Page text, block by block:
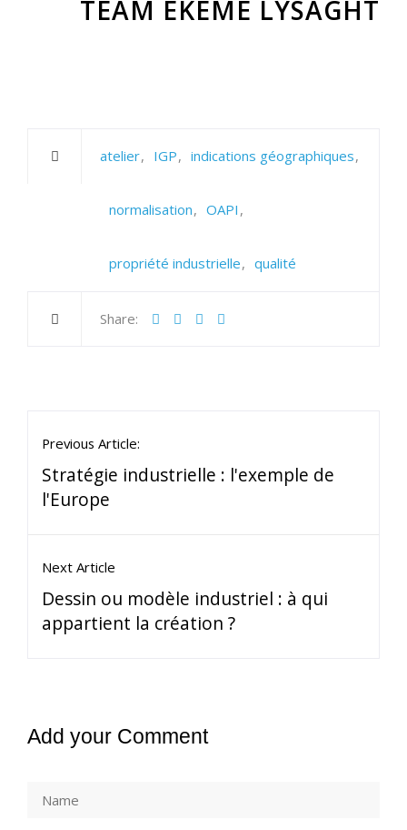
TEAM EKEME LYSAGHT
atelier IGP indications géographiques
normalisation OAPI
propriété industrielle qualité
Share:
Previous Article:
Stratégie industrielle : l'exemple de
l'Europe
Next Article
Dessin ou modèle industriel : à qui
appartient la création ?
Add your Comment